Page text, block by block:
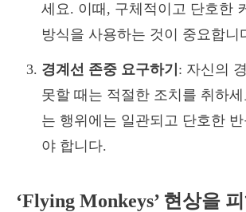
세요. 이때, 구체적이고 단호한
방식을 사용하는 것이 중요합니
경계선 존중 요구하기 : 자신의
못할 때는 적절한 조치를 취하
는 행위에는 일관되고 단호한
야 합니다.
‘Flying Monkeys’ 현상을